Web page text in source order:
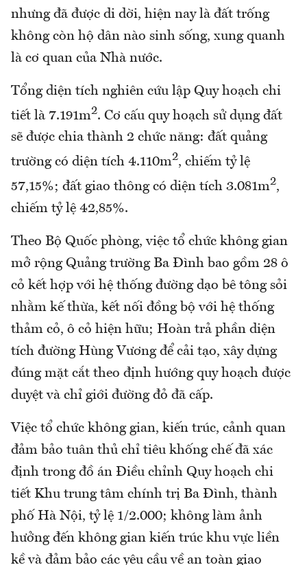
nhưng đã được di dời, hiện nay là đất trống
không còn hộ dân nào sinh sống, xung quanh
là cơ quan của Nhà nước.
Tổng diện tích nghiên cứu lập Quy hoạch chi
tiết là 7.191m2. Cơ cấu quy hoạch sử dụng đất
sẽ được chia thành 2 chức năng: đất quảng
trường có diện tích 4.110m2, chiếm tỷ lệ
57,15%; đất giao thông có diện tích 3.081m2,
chiếm tỷ lệ 42,85%.
Theo Bộ Quốc phòng, việc tổ chức không gian
mở rộng Quảng trường Ba Đình bao gồm 28 ô
cỏ kết hợp với hệ thống đường dạo bê tông sỏi
nhằm kế thừa, kết nối đồng bộ với hệ thống
thảm cỏ, ô cỏ hiện hữu; Hoàn trả phần diện
tích đường Hùng Vương để cải tạo, xây dựng
đúng mặt cắt theo định hướng quy hoạch được
duyệt và chỉ giới đường đỏ đã cấp.
Việc tổ chức không gian, kiến trúc, cảnh quan
đảm bảo tuân thủ chỉ tiêu khống chế đã xác
định trong đồ án Điều chỉnh Quy hoạch chi
tiết Khu trung tâm chính trị Ba Đình, thành
phố Hà Nội, tỷ lệ 1/2.000; không làm ảnh
hưởng đến không gian kiến trúc khu vực liền
kề và đảm bảo các yêu cầu về an toàn giao